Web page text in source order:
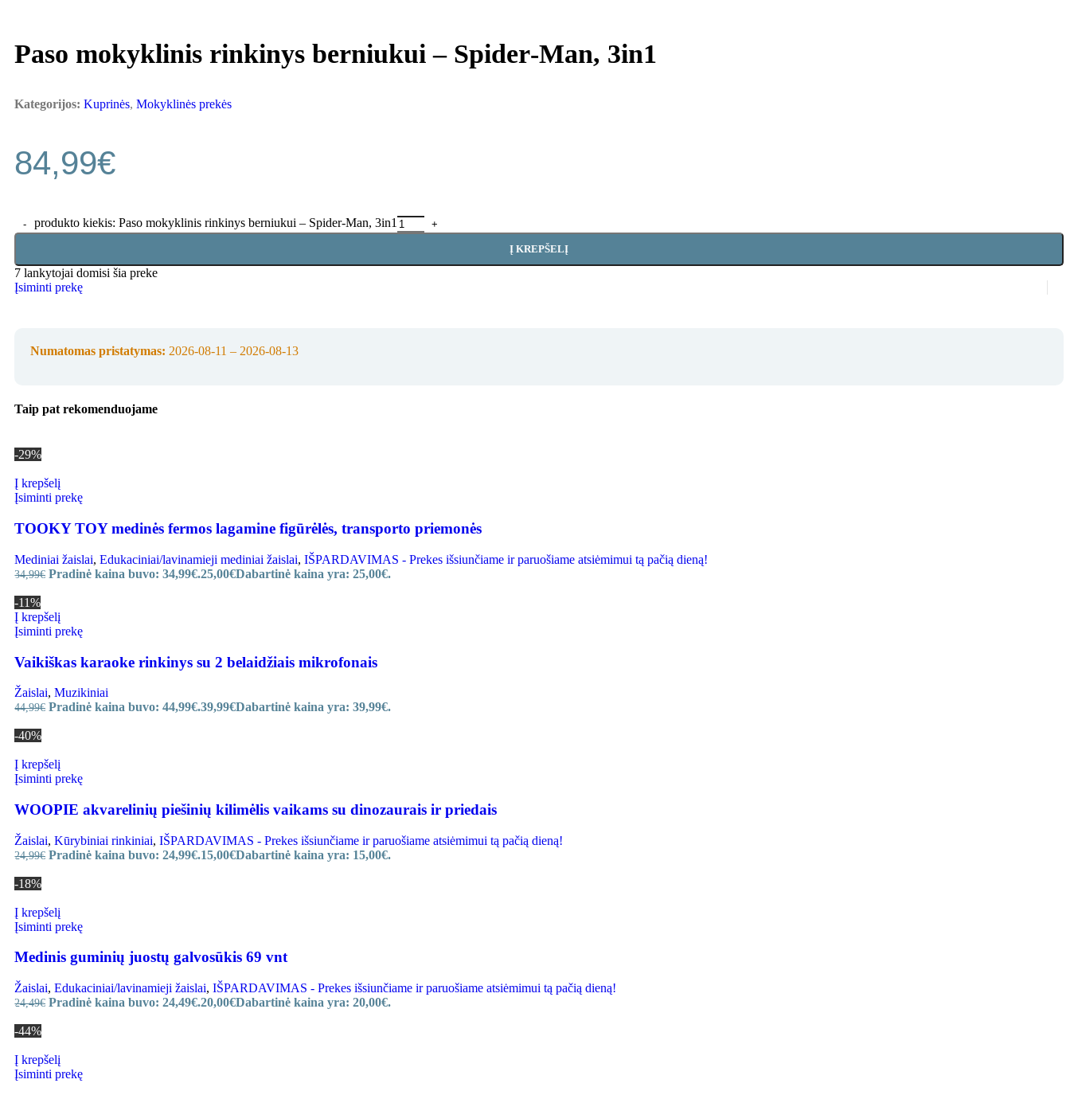
Paso mokyklinis rinkinys berniukui – Spider‑Man, 3in1
Kategorijos: Kuprinės, Mokyklinės prekės
84,99€
produkto kiekis: Paso mokyklinis rinkinys berniukui – Spider‑Man, 3in1
Į KREPŠELĮ
7 lankytojai domisi šia preke
Įsiminti prekę
Numatomas pristatymas: 2026-08-11 – 2026-08-13
Taip pat rekomenduojame
-29%
Į krepšelį
Įsiminti prekę
TOOKY TOY medinės fermos lagamine figūrėlės, transporto priemonės
Mediniai žaislai, Edukaciniai/lavinamieji mediniai žaislai, IŠPARDAVIMAS - Prekes išsiunčiame ir paruošiame atsiėmimui tą pačią dieną!
34,99€ Pradinė kaina buvo: 34,99€.25,00€Dabartinė kaina yra: 25,00€.
-11%
Į krepšelį
Įsiminti prekę
Vaikiškas karaoke rinkinys su 2 belaidžiais mikrofonais
Žaislai, Muzikiniai
44,99€ Pradinė kaina buvo: 44,99€.39,99€Dabartinė kaina yra: 39,99€.
-40%
Į krepšelį
Įsiminti prekę
WOOPIE akvarelinių piešinių kilimėlis vaikams su dinozaurais ir priedais
Žaislai, Kūrybiniai rinkiniai, IŠPARDAVIMAS - Prekes išsiunčiame ir paruošiame atsiėmimui tą pačią dieną!
24,99€ Pradinė kaina buvo: 24,99€.15,00€Dabartinė kaina yra: 15,00€.
-18%
Į krepšelį
Įsiminti prekę
Medinis guminių juostų galvosūkis 69 vnt
Žaislai, Edukaciniai/lavinamieji žaislai, IŠPARDAVIMAS - Prekes išsiunčiame ir paruošiame atsiėmimui tą pačią dieną!
24,49€ Pradinė kaina buvo: 24,49€.20,00€Dabartinė kaina yra: 20,00€.
-44%
Į krepšelį
Įsiminti prekę